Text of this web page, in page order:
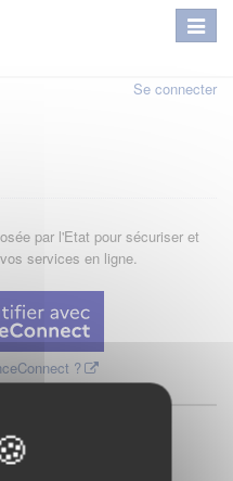
Se connecter
par l'Etat pour sécuriser et
services en ligne.
?